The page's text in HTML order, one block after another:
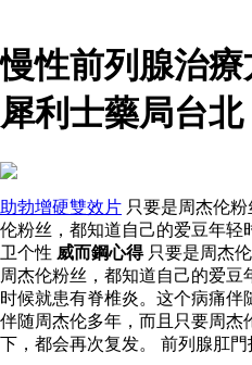
慢性前列腺治
犀利士藥局台北
助勃增硬雙效片 只要是周杰伦
伦粉丝，都知道自己的爱豆年轻
卫个性 威而鋼心得只要是周杰
周杰伦粉丝，都知道自己的爱
时候就患有脊椎炎。这个病痛伴
伴随周杰伦多年，而且只要周杰
下，都会再次复发。 前列腺肛